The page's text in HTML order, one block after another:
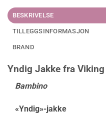
BESKRIVELSE
TILLEGGSINFORMASJON
BRAND
Yndig Jakke fra Viking
Bambino
«Yndig»-